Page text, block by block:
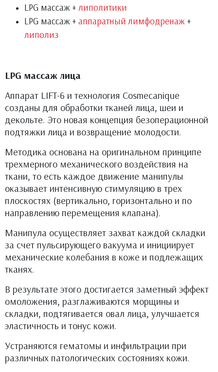
LPG массаж + липолитики
LPG массаж + аппаратный лимфодренаж +
липолиз
LPG массаж лица
Аппарат LIFT-6 и технология Cosmecanique
созданы для обработки тканей лица, шеи и
декольте. Это новая концепция безоперационной
подтяжки лица и возвращение молодости.
Методика основана на оригинальном принципе
трехмерного механического воздействия на
ткани, то есть каждое движение манипулы
оказывает интенсивную стимуляцию в трех
плоскостях (вертикально, горизонтально и по
направлению перемещения клапана).
Манипула осуществляет захват каждой складки
за счет пульсирующего вакуума и инициирует
механические колебания в коже и подлежащих
тканях.
В результате этого достигается заметный эффект
омоложения, разглаживаются морщины и
складки, подтягивается овал лица, улучшается
эластичность и тонус кожи.
Устраняются гематомы и инфильтрации при
различных патологических состояниях кожи.